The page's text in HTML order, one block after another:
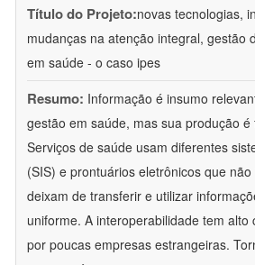
Título do Projeto:novas tecnologias,
mudanças na atenção integral, gestão
em saúde - o caso ipes
Resumo: Informação é insumo
gestão em saúde, mas sua produção é
Serviços de saúde usam diferentes
(SIS) e prontuários eletrônicos que
deixam de transferir e utilizar
uniforme. A interoperabilidade tem alto
por poucas empresas estrangeiras.